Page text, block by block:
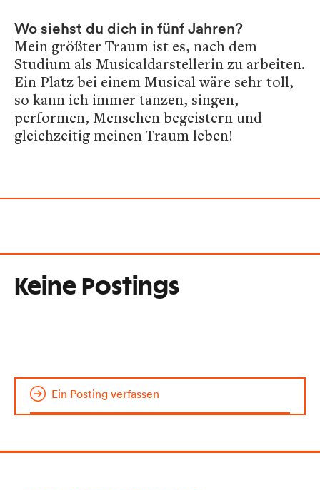
Wo siehst du dich in fünf Jahren?
Mein größter Traum ist es, nach dem
Studium als Musicaldarstellerin zu arbeiten.
Ein Platz bei einem Musical wäre sehr toll,
so kann ich immer tanzen, singen,
performen, Menschen begeistern und
gleichzeitig meinen Traum leben!
Keine Postings
Ein Posting verfassen